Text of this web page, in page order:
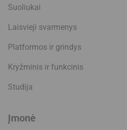
Suoliukai
Laisvieji svarmenys
Platformos ir grindys
Kryžminis ir funkcinis
Studija
Įmonė